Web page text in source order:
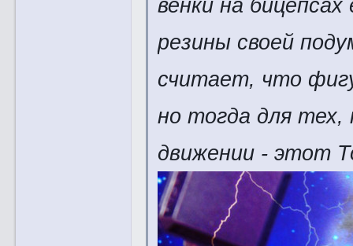
венки на
резины своей
считает, что
но тогда для
движении - этот